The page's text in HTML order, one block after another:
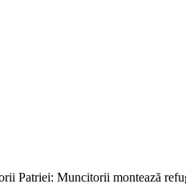
Patriei: Muncitorii montează